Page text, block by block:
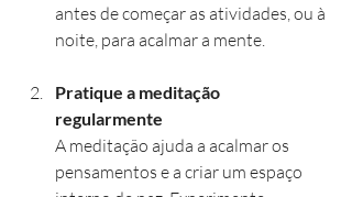
antes de começar as atividades, ou à
noite, para acalmar a mente.
Pratique a meditação
regularmente
A meditação ajuda a acalmar os
pensamentos e a criar um espaço